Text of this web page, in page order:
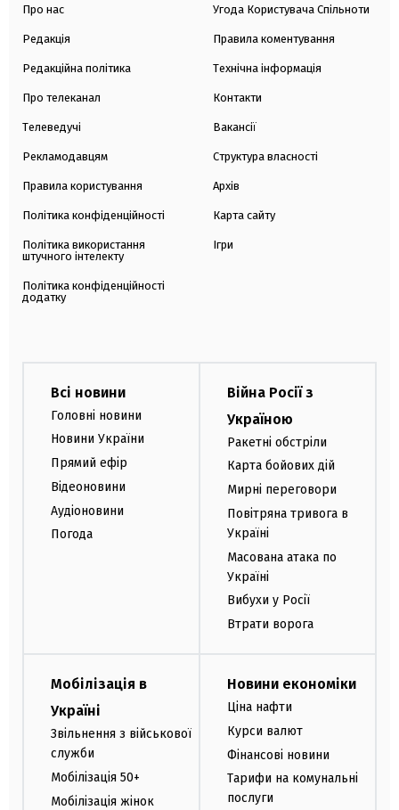
Про нас
Редакція
Редакційна політика
Про телеканал
Телеведучі
Рекламодавцям
Правила користування
Політика конфіденційності
Політика використання
штучного інтелекту
Політика конфіденційності
додатку
Угода Користувача Спільноти
Правила коментування
Технічна інформація
Контакти
Вакансії
Структура власності
Архів
Карта сайту
Ігри
Всі новини
Головні новини
Новини України
Прямий ефір
Відеоновини
Аудіоновини
Погода
Війна Росії з
Україною
Ракетні обстріли
Карта бойових дій
Мирні переговори
Повітряна тривога в
Україні
Масована атака по
Україні
Вибухи у Росії
Втрати ворога
Мобілізація в
Україні
Звільнення з військової
служби
Мобілізація 50+
Мобілізація жінок
Новини економіки
Ціна нафти
Курси валют
Фінансові новини
Тарифи на комунальні
послуги